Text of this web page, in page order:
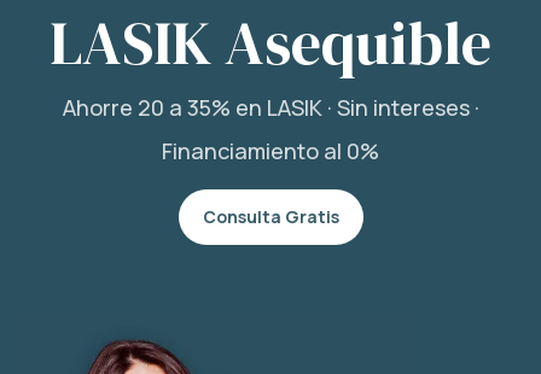
LASIK Asequible
Ahorre 20 a 35% en LASIK · Sin intereses ·
Financiamiento al 0%
Consulta Gratis